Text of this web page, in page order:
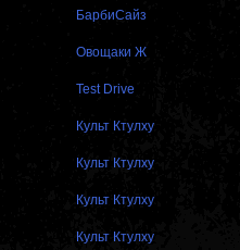
БарбиСайз
Овощаки Ж
Test Drive
Культ Ктулху
Культ Ктулху
Культ Ктулху
Культ Ктулху